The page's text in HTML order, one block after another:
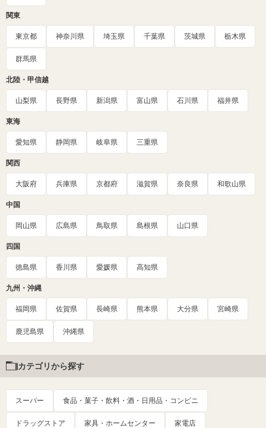
関東
東京都 神奈川県 埼玉県 千葉県 茨城県 栃木県
群馬県
北陸・甲信越
山梨県 長野県 新潟県 富山県 石川県 福井県
東海
愛知県 静岡県 岐阜県 三重県
関西
大阪府 兵庫県 京都府 滋賀県 奈良県 和歌山県
中国
岡山県 広島県 鳥取県 島根県 山口県
四国
徳島県 香川県 愛媛県 高知県
九州・沖縄
福岡県 佐賀県 長崎県 熊本県 大分県 宮崎県
鹿児島県 沖縄県
カテゴリから探す
スーパー 食品・菓子・飲料・酒・日用品・コンビニ
ドラッグストア 家具・ホームセンター 家電店